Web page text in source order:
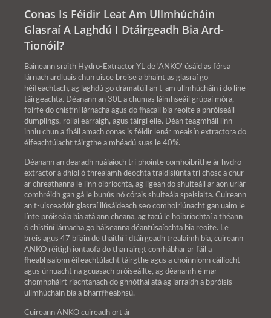
Conas Is Féidir Leat Am Ullmhúcháin
Glasraí A Laghdú I Dtáirgeadh Bia Ard-
Tionóil?
Baineann sraith Hydro-Extractor YL de 'ANKO' úsáid as fórsa
lárnach ardluais chun uisce breise a bhaint as glasraí go
héifeachtach, ag laghdú go drámatúil an t-am ullmhúcháin i do líne
táirgeachta. Déanann an 30L a chumas láimhseáil grúpaí móra,
foirfe do chistiní lárnacha agus do fhacail bia reoite a phróiseáil
dumplings, rollaí earraigh, agus táirgí eile. Déan teagmháil linn
inniu chun a fháil amach conas is féidir lenár meaisín extractora do
éifeachtúlacht táirgthe a mhéadú suas le 40%.
Déanann an dearadh nuálaíoch trí phointe comhoibrithe ár hydro-
extractor a dhíol ó threalamh deochta traidisiúnta trí chosc a chur
ar chreathanna le linn oibríochta, ag ligean do shuiteáil ar aon urlár
comhréidh gan gá le bunús nó córais shuiteála speisialta. Cuireann
an t-uisceadóir glasraí ilúsáideach seo comhoiriúnacht gan uaim le
línte próiseála bia atá ann cheana, ag tacú le hoibríochtaí a théann
ó chistiní lárnacha go háiseanna déantúsaíochta bia reoite. Le
breis agus 47 bliain de thaithí i dtáirgeadh trealaimh bia, cuireann
ANKO réitigh iontaofa do tharraingt comhábhar ar fáil a
fheabhsaíonn éifeachtúlacht táirgthe agus a choinníonn cáilíocht
agus úrnuacht na gcuasach próiseáilte, ag déanamh é mar
chomhpháirt riachtanach do ghnóthaí atá ag iarraidh a bpróisis
ullmhúcháin bia a bharrfheabhsú.
Cuireann ANKO cuireadh ort ár